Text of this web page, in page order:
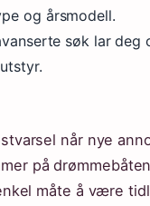
og årsmodell.
søk lar deg
når nye
på
måte å være